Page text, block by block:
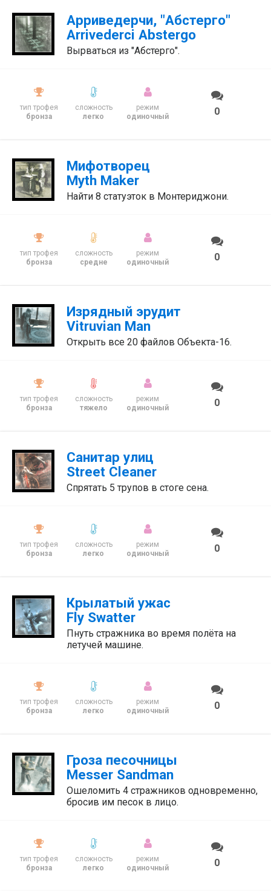
Арриведерчи, "Абстерго"
Arrivederci Abstergo
Вырваться из "Абстерго".
тип трофея
бронза
сложность
легко
режим
одиночный
0
Мифотворец
Myth Maker
Найти 8 статуэток в Монтериджони.
тип трофея
бронза
сложность
средне
режим
одиночный
0
Изрядный эрудит
Vitruvian Man
Открыть все 20 файлов Объекта-16.
тип трофея
бронза
сложность
тяжело
режим
одиночный
0
Санитар улиц
Street Cleaner
Спрятать 5 трупов в стоге сена.
тип трофея
бронза
сложность
легко
режим
одиночный
0
Крылатый ужас
Fly Swatter
Пнуть стражника во время полёта на
летучей машине.
тип трофея
бронза
сложность
легко
режим
одиночный
0
Гроза песочницы
Messer Sandman
Ошеломить 4 стражников одновременно,
бросив им песок в лицо.
тип трофея
бронза
сложность
легко
режим
одиночный
0